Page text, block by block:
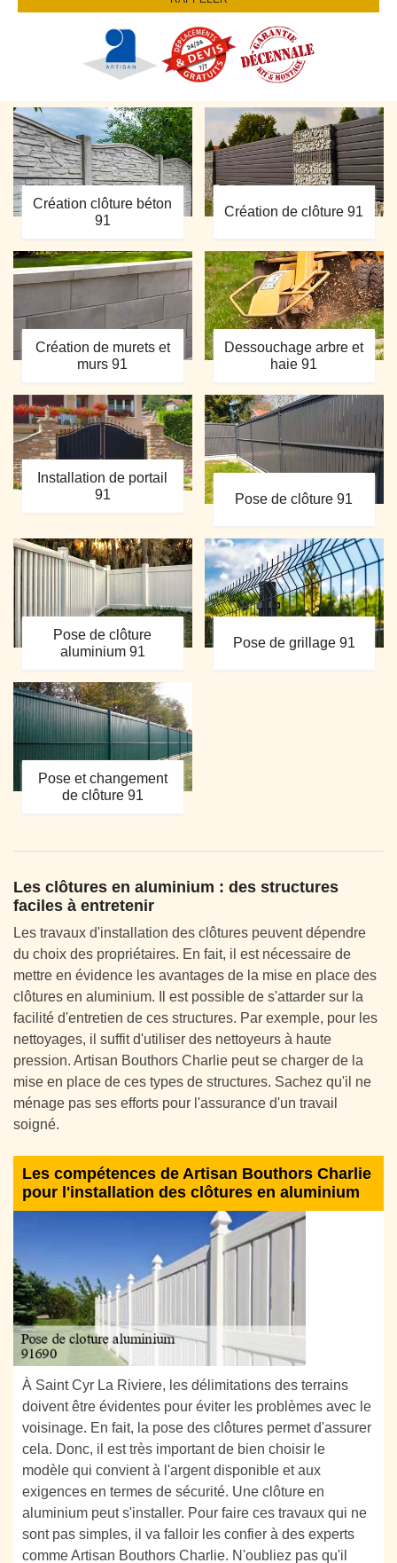
Création clôture béton
91
Création de clôture 91
Création de murets et
murs 91
Dessouchage arbre et
haie 91
Installation de portail
91
Pose de clôture 91
Pose de clôture
aluminium 91
Pose de grillage 91
Pose et changement
de clôture 91
Les clôtures en aluminium : des structures
faciles à entretenir
Les travaux d'installation des clôtures peuvent dépendre
du choix des propriétaires. En fait, il est nécessaire de
mettre en évidence les avantages de la mise en place des
clôtures en aluminium. Il est possible de s'attarder sur la
facilité d'entretien de ces structures. Par exemple, pour les
nettoyages, il suffit d'utiliser des nettoyeurs à haute
pression. Artisan Bouthors Charlie peut se charger de la
mise en place de ces types de structures. Sachez qu'il ne
ménage pas ses efforts pour l'assurance d'un travail
soigné.
Les compétences de Artisan Bouthors Charlie
pour l'installation des clôtures en aluminium
À Saint Cyr La Riviere, les délimitations des terrains
doivent être évidentes pour éviter les problèmes avec le
voisinage. En fait, la pose des clôtures permet d'assurer
cela. Donc, il est très important de bien choisir le
modèle qui convient à l'argent disponible et aux
exigences en termes de sécurité. Une clôture en
aluminium peut s'installer. Pour faire ces travaux qui ne
sont pas simples, il va falloir les confier à des experts
comme Artisan Bouthors Charlie. N'oubliez pas qu'il